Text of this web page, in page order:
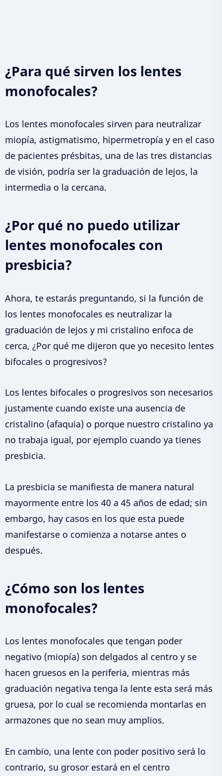
¿Para qué sirven los lentes
monofocales?
Los lentes monofocales sirven para neutralizar
miopía, astigmatismo, hipermetropía y en el caso
de pacientes présbitas, una de las tres distancias
de visión, podría ser la graduación de lejos, la
intermedia o la cercana.
¿Por qué no puedo utilizar
lentes monofocales con
presbicia?
Ahora, te estarás preguntando, si la función de
los lentes monofocales es neutralizar la
graduación de lejos y mi cristalino enfoca de
cerca, ¿Por qué me dijeron que yo necesito lentes
bifocales o progresivos?
Los lentes bifocales o progresivos son necesarios
justamente cuando existe una ausencia de
cristalino (afaquia) o porque nuestro cristalino ya
no trabaja igual, por ejemplo cuando ya tienes
presbicia.
La presbicia se manifiesta de manera natural
mayormente entre los 40 a 45 años de edad; sin
embargo, hay casos en los que esta puede
manifestarse o comienza a notarse antes o
después.
¿Cómo son los lentes
monofocales?
Los lentes monofocales que tengan poder
negativo (miopía) son delgados al centro y se
hacen gruesos en la periferia, mientras más
graduación negativa tenga la lente esta será más
gruesa, por lo cual se recomienda montarlas en
armazones que no sean muy amplios.
En cambio, una lente con poder positivo será lo
contrario, su grosor estará en el centro